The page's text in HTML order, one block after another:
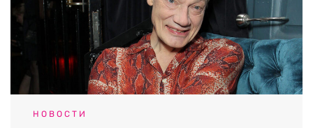
НОВОСТИ